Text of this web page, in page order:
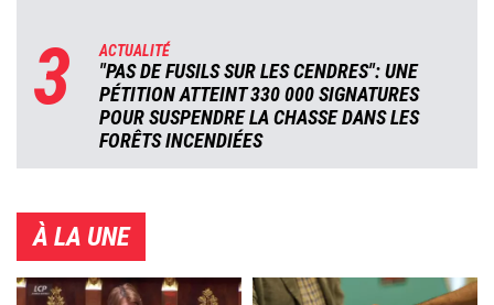
3 ACTUALITÉ
"PAS DE FUSILS SUR LES CENDRES": UNE
PÉTITION ATTEINT 330 000 SIGNATURES
POUR SUSPENDRE LA CHASSE DANS LES
FORÊTS INCENDIÉES
À LA UNE
Image Image